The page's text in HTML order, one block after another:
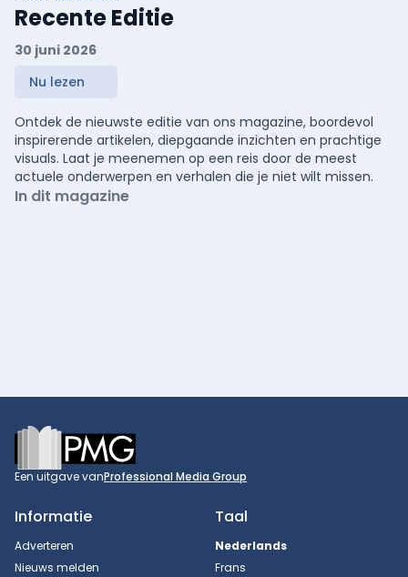
Recente Editie
30 juni 2026
Nu lezen
Ontdek de nieuwste editie van ons magazine, boordevol
inspirerende artikelen, diepgaande inzichten en prachtige
visuals. Laat je meenemen op een reis door de meest
actuele onderwerpen en verhalen die je niet wilt missen.
In dit magazine
Footer
Een uitgave vanProfessional Media Group
Informatie
Adverteren
Nieuws melden
Taal
Nederlands
Frans